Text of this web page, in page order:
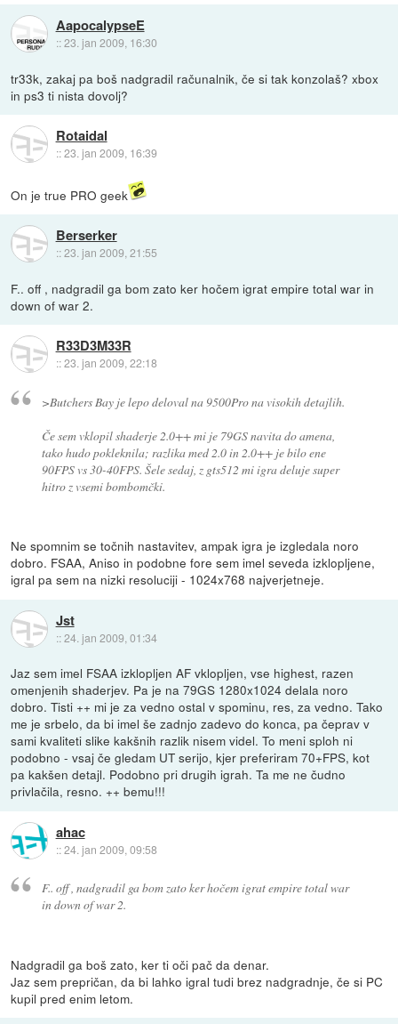
AapocalypseE
::23. jan 2009, 16:30
tr33k, zakaj pa boš nadgradil računalnik, če si tak konzolaš? xbox
in ps3 ti nista dovolj?
Rotaidal
::23. jan 2009, 16:39
On je true PRO geek
Berserker
::23. jan 2009, 21:55
F.. off , nadgradil ga bom zato ker hočem igrat empire total war in
down of war 2.
R33D3M33R
::23. jan 2009, 22:18
>Butchers Bay je lepo deloval na 9500Pro na visokih detajlih.
Če sem vklopil shaderje 2.0++ mi je 79GS navita do amena,
tako hudo pokleknila; razlika med 2.0 in 2.0++ je bilo ene
90FPS vs 30-40FPS. Šele sedaj, z gts512 mi igra deluje super
hitro z vsemi bombomčki.
Ne spomnim se točnih nastavitev, ampak igra je izgledala noro
dobro. FSAA, Aniso in podobne fore sem imel seveda izklopljene,
igral pa sem na nizki resoluciji - 1024x768 najverjetneje.
Jst
::24. jan 2009, 01:34
Jaz sem imel FSAA izklopljen AF vklopljen, vse highest, razen
omenjenih shaderjev. Pa je na 79GS 1280x1024 delala noro
dobro. Tisti ++ mi je za vedno ostal v spominu, res, za vedno. Tako
me je srbelo, da bi imel še zadnjo zadevo do konca, pa čeprav v
sami kvaliteti slike kakšnih razlik nisem videl. To meni sploh ni
podobno - vsaj če gledam UT serijo, kjer preferiram 70+FPS, kot
pa kakšen detajl. Podobno pri drugih igrah. Ta me ne čudno
privlačila, resno. ++ bemu!!!
ahac
::24. jan 2009, 09:58
F.. off , nadgradil ga bom zato ker hočem igrat empire total war
in down of war 2.
Nadgradil ga boš zato, ker ti oči pač da denar.
Jaz sem prepričan, da bi lahko igral tudi brez nadgradnje, če si PC
kupil pred enim letom.